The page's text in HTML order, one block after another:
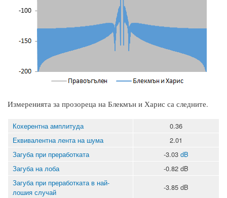
Измеренията за прозореца на Блекмън и Харис са следните.
Кохерентна амплитуда
0.36
Еквивалентна лента на шума
2.01
Загуба при преработката
-3.03 dB
Загуба на лоба
-0.82 dB
Загуба при преработката в най-
лошия случай
-3.85 dB